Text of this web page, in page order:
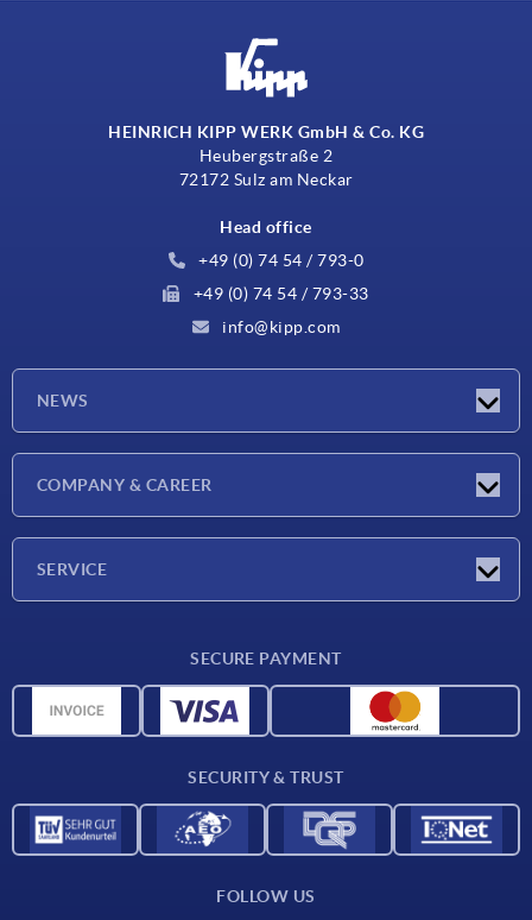
HEINRICH KIPP WERK GmbH & Co. KG
Heubergstraße 2
72172 Sulz am Neckar
Head office
+49 (0) 74 54 / 793-0
+49 (0) 74 54 / 793-33
info@kipp.com
NEWS
Press Reports
COMPANY & CAREER
SERVICE
Material overview
SECURE PAYMENT
SECURITY & TRUST
FOLLOW US